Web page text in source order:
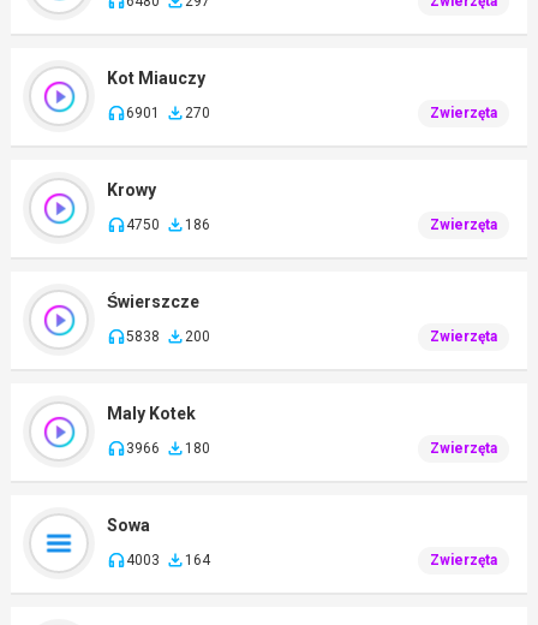
Kot Miauczy
6901 270 Zwierzęta
Krowy
4750 186 Zwierzęta
Świerszcze
5838 200 Zwierzęta
Maly Kotek
3966 180 Zwierzęta
Sowa
4003 164 Zwierzęta